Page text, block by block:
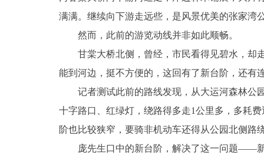
满满。继续向下游走远些，是风景优美的张家湾
然而，此前的游览动线并非如此顺畅。
甘棠大桥北侧，曾经，市民看得见碧水，却走
能到河边，挺不方便的，这回有了新台阶，还
记者测试此前的路线发现，从大运河森林公园
十字路口、红绿灯，绕路得多走1公里多，多耗
阶也比较狭窄，要骑非机动车还得从公园北侧路
庞先生口中的新台阶，解决了这一问题——新